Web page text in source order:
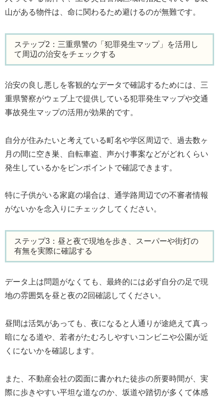
山がある物件は、命に関わるため避けるのが無難です。
ステップ2：三重県警の「犯罪発生マップ」を活用し
て周辺の治安をチェックする
治安の良し悪しを客観的なデータで確認するためには、三
重県警察がウェブ上で提供している犯罪発生マップや交通
事故発生マップの活用が効果的です。
自分が住みたいと考えている町名や学区周辺で、過去数ヶ
月の間に空き巣、自転車盗、声かけ事案などがどれくらい
発生しているかをピンポイントで確認できます。
特に子供がいる家庭の場合は、通学路周辺での不審者情報
がないかを念入りにチェックしてください。
ステップ3：昼と夜で現地を歩き、スーパーや街灯の
有無を実際に確認する
データ上は問題がなくても、最終的には必ず自分の足で現
地の雰囲気を昼と夜の2回確認してください。
昼間は活気があっても、夜になると人通りが途絶えて真っ
暗になる道や、若者がたむろしやすいコンビニや公園が近
くにないかを確認します。
また、不動産会社の図面に書かれた徒歩の所要時間が、実
際に歩きやすい平坦な道なのか、坂道や踏切が多くて体感